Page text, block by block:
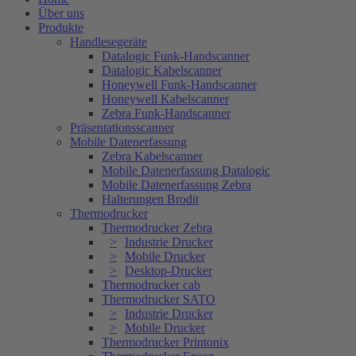
Über uns
Produkte
Handlesegeräte
Datalogic Funk-Handscanner
Datalogic Kabelscanner
Honeywell Funk-Handscanner
Honeywell Kabelscanner
Zebra Funk-Handscanner
Präsentationsscanner
Mobile Datenerfassung
Zebra Kabelscanner
Mobile Datenerfassung Datalogic
Mobile Datenerfassung Zebra
Halterungen Brodit
Thermodrucker
Thermodrucker Zebra
Industrie Drucker
Mobile Drucker
Desktop-Drucker
Thermodrucker cab
Thermodrucker SATO
Industrie Drucker
Mobile Drucker
Thermodrucker Printonix